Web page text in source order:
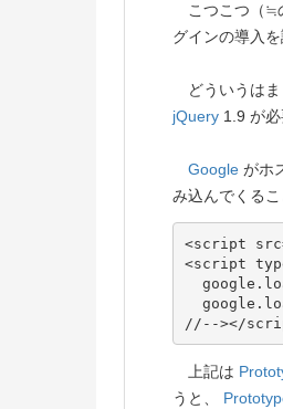
こつこつ（≒
グインの導入
どういうはま
jQuery 1.9 が
Google がホ
み込んでくるこ
<script
<script
上記は
うと、